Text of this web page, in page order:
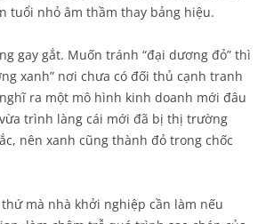
tuổi nhỏ âm thầm thay bảng hiệu.
gay gắt. Muốn tránh “đại dương đỏ” thì
xanh” nơi chưa có đối thủ cạnh tranh
ra một mô hình kinh doanh mới đâu
trình làng cái mới đã bị thị trường
nên xanh cũng thành đỏ trong chốc
mà nhà khởi nghiệp cần làm nếu